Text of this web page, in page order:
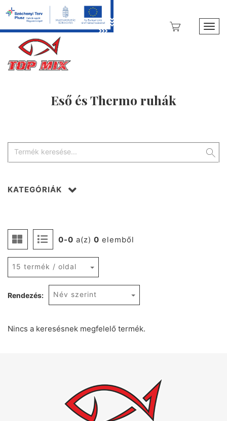
Eső és Thermo ruhák
0-0 a(z) 0 elemből
15 termék / oldal
Rendezés: Név szerint
Nincs a keresésnek megfelelő termék.
KATEGÓRIÁK